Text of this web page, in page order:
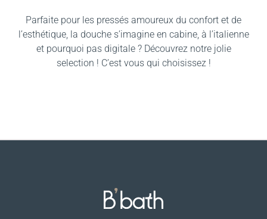
Parfaite pour les pressés amoureux du confort et de
l’esthétique, la douche s’imagine en cabine, à l’italienne
et pourquoi pas digitale ? Découvrez notre jolie
selection ! C’est vous qui choisissez !